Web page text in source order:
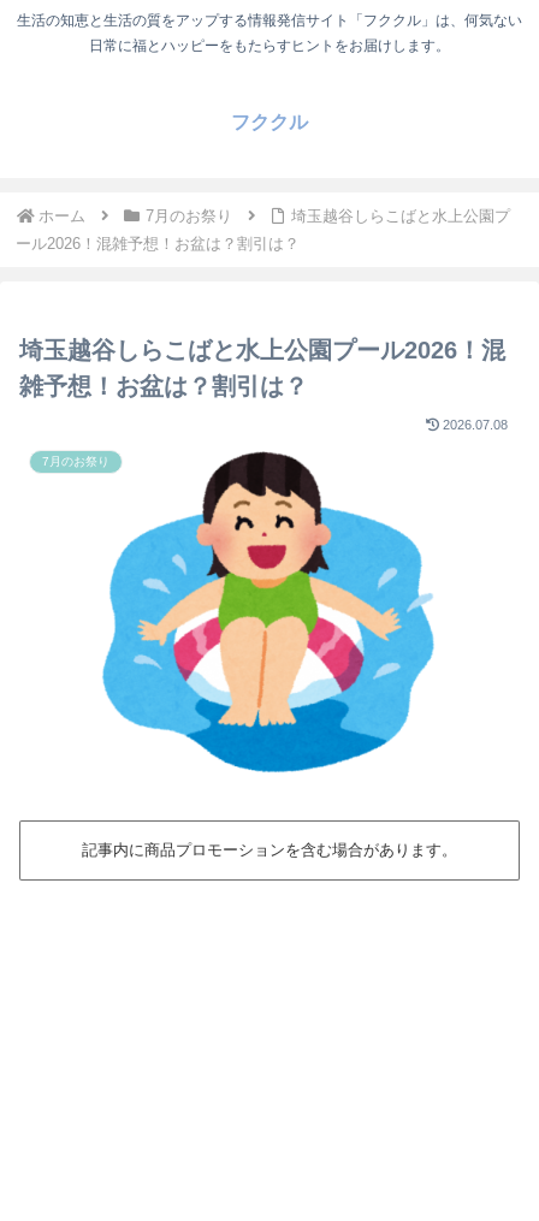
生活の知恵と生活の質をアップする情報発信サイト「フククル」は、何気ない
日常に福とハッピーをもたらすヒントをお届けします。
フククル
ホーム 7月のお祭り
埼玉越谷しらこばと水上公園プ
ール2026！混雑予想！お盆は？割引は？
埼玉越谷しらこばと水上公園プール2026！混
雑予想！お盆は？割引は？
2026.07.08
7月のお祭り
記事内に商品プロモーションを含む場合があります。